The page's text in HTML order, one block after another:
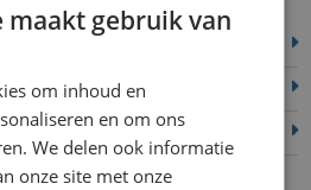
maakt gebruik van
om inhoud en
en om ons
We delen ook informatie
onze site met onze